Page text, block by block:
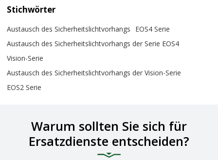
Stichwörter
Austausch des Sicherheitslichtvorhangs
EOS4 Serie
Austausch des Sicherheitslichtvorhangs der Serie EOS4
Vision-Serie
Austausch des Sicherheitslichtvorhangs der Vision-Serie
EOS2 Serie
Warum sollten Sie sich für
Ersatzdienste entscheiden?